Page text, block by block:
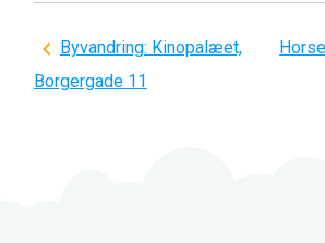
Indlægsnavigation
Byvandring: Kinopalæet,
Borgergade 11